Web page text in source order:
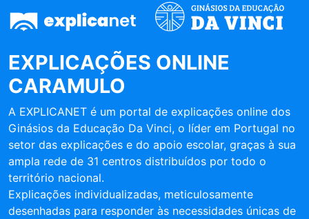
EXPLICAÇÕES ONLINE
CARAMULO
A EXPLICANET é um portal de explicações online dos
Ginásios da Educação Da Vinci, o líder em Portugal no
setor das explicações e do apoio escolar, graças à sua
ampla rede de 31 centros distribuídos por todo o
território nacional.
Explicações individualizadas, meticulosamente
desenhadas para responder às necessidades únicas de